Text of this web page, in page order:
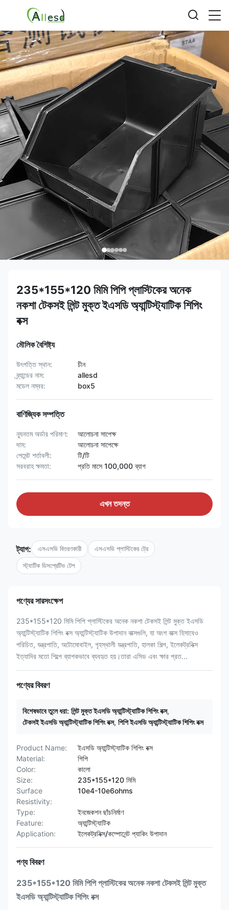
235*155*120 মিমি পিপি প্লাস্টিকের অনেক
নকশা টেকসই লিন্ট মুক্ত ইএসডি অ্যান্টিস্ট্যাটিক শিপিং
বক্স
মৌলিক বৈশিষ্ট্য
উৎপত্তি স্থান:
চীন
ব্র্যান্ডের নাম:
allesd
মডেল নম্বর:
box5
বাণিজ্যিক সম্পত্তি
ন্যূনতম অর্ডার পরিমাণ:
আলোচনা সাপেক্ষ
দাম:
আলোচনা সাপেক্ষে
পেমেন্ট শর্তাবলী:
টি/টি
সরবরাহ ক্ষমতা:
প্রতি মাসে 100,000 ব্যাগ
এখন তদন্ত
ট্যাগ: এসএসডি বিতরণকারী এসএসডি প্লাস্টিকের ট্রে
স্ট্যাটিক ডিসপ্রেটিভ টেপ
পণ্যের সারসংক্ষেপ
235*155*120 মিমি পিপি প্লাস্টিকের অনেক নকশা টেকসই লিন্ট মুক্ত ইএসডি
অ্যান্টিস্ট্যাটিক শিপিং বক্স অ্যান্টিস্ট্যাটিক উপাদান বাক্সগুলি, যা অংশ বাক্স হিসাবেও
পরিচিত, যন্ত্রপাতি, অটোমোবাইল, গৃহস্থালী যন্ত্রপাতি, হালকা শিল্প, ইলেকট্রনিক্স
ইত্যাদির মতো শিল্পে ব্যাপকভাবে ব্যবহৃত হয়।তারা এসিড এবং ক্ষার প্রত...
পণ্যের বিবরণ
বিশেষভাবে তুলে ধরা: লিন্ট মুক্ত ইএসডি অ্যান্টিস্ট্যাটিক শিপিং বক্স,
টেকসই ইএসডি অ্যান্টিস্ট্যাটিক শিপিং বক্স, পিপি ইএসডি অ্যান্টিস্ট্যাটিক শিপিং বক্স
Product Name:
ইএসডি অ্যান্টিস্ট্যাটিক শিপিং বক্স
Material:
পিপি
Color:
কালো
Size:
235*155*120 মিমি
Surface
Resistivity:
10e4-10e6ohms
Type:
ইনজেকশন ছাঁচনির্মাণ
Feature:
অ্যান্টিস্ট্যাটিক
Application:
ইলেকট্রনিক্স/কম্পোনেন্ট প্যাকিং উপাদান
পণ্য বিবরণ
235*155*120 মিমি পিপি প্লাস্টিকের অনেক নকশা টেকসই লিন্ট মুক্ত
ইএসডি অ্যান্টিস্ট্যাটিক শিপিং বক্স